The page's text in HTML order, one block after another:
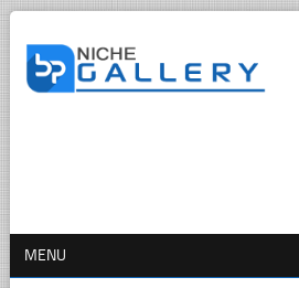
MENU